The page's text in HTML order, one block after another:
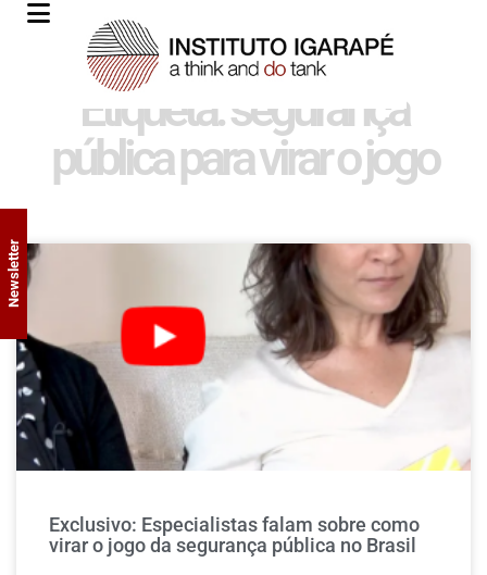
Etiqueta: segurança
pública para virar o jogo
Exclusivo: Especialistas falam sobre como
virar o jogo da segurança pública no Brasil
Newsletter